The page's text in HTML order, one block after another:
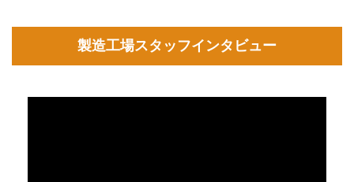
製造工場スタッフインタビュー